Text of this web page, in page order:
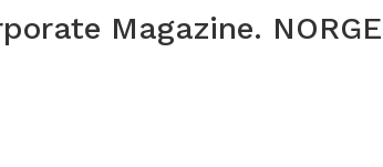
Magazine.